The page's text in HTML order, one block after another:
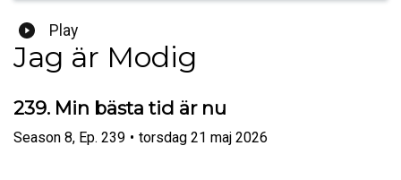
Play
Jag är Modig
239. Min bästa tid är nu
Season 8, Ep. 239 • torsdag 21 maj 2026